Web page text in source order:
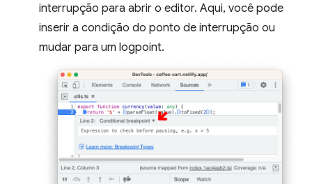
interrupção para abrir o editor. Aqui, você pode
inserir a condição do ponto de interrupção ou
mudar para um logpoint.